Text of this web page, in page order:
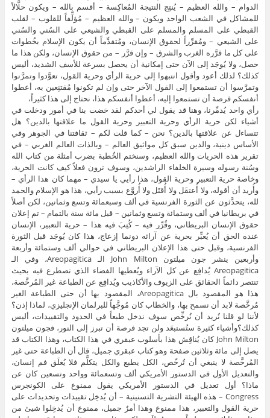
الدوام – والله العظيم – يُنتِج النتيجة المُعاكِسة – أقسم بالله – ويكون حلَّالاً
للمشاكل في الشعب الواحد ويكون – والله العظيم – مُؤلِّفاً للقلوب – لقلب
القبطي على المسلم والمسلم على القبطي والشيعي على السُني والسُني
على الشيعي – ومُقرِّراً لحقوق الإنسان، ومُتقدِّماً أن يكون الإسلام بخُطوات
على كل ما قرَّره الغرب والشرق – وإن قرَّر – من حقوق الإنسان، ولكن هذا ما
حصل، ولا يُوجَد إلى الآن حتى إمكانية أن يحصل بسرعة للأسف الشديد، أليس
كذلك؟ لذلك أعود وأقول انتبهوا إلى حرية الرأي وحرية القول، تعوَّدوا وتمرَّنوا
وتمرَّسوا أن تستمعوا إلى القول الآخر حتى وإن لم تكونوا مُقتنِعين به، أعطوا
أنفسكم فرصة أن تستمعوا إليه، أعطوا أنفسكم هذا، نحتاج إلى هذا كثيراً،
رأي واحد يُدمِّرنا، وهنا قد يقول لي أحدكم لقد خضت بنا في أمور ودخلت في
أشياء لكن حرية الرأي وحرية التعبير وحرية القول ما علاقتها بالدين؟ هل
تتساءل عن علاقتها بالدين؟ نحن – كما قلت لكم – ثقافتنا في الجوهر وفي
الأساس دينية، والدين سبق كل مواثيق العالم – وبالذات العالم الغربي – في
تقرير هذه الحريات والله العظيم، وسنختم الخُطبة بضرب أمثلة من كتاب الله
وسُنة رسوله وسيرة الخلفاء الراشدين، وسوف ترون فعلاً كيف كانت الحرية،
وخاصة حرية التعبير وحرية القول، هذا رأيي يا سيدي – مهما كان هذا الرأي –
وأُريد أن أقوله، ولا أُعتقَل ولا أُقتَل ولا أُروَّع بسبب رأيي، هذا هو الإسلام والحمد
لله، يتحدَّثون عن الثورة الفرنسية في ألف وسبعمائة وتسع وثمانين، لكن أصلاً
في بريطانيا في ألف وستمائة وتسع وثمانين – قبل مائة سنة بالتمام – تم إعلان
حقوق الإنسان البريطاني، وقُرِّر فيه – كُتِبَ فيه هذا – حرية التعبير، الإنسان
عنده الحق أن يُعبِّر بحرية عن آرائه دونما إزعاج، هذا كان يُوجَد قبل الثورة
الفرنسية، وقبل حتى هذا الإعلان البريطاني في حوالي ألف وستمائة وأربعة
وأربعين ينشر جون ميلتون John Milton الـ Areopagitica، وفي الـ
Areopagitica يُدافِع عن كل الآراء ويُعطيها الفضاء الذي تصطرع فيه بحيث
تنتصر دائماً الحقائق على الزيوف والأكاذيب ويُدافِع عن الطباعة غير المُرخَّصة،
هذا هو المقصود بال Areopagitica، المقصود بها أن حتى الطباعة الغير
مُرخَّصة لابد أن نسمح بها، والخطاب كان مُوجَّهاً للبرلمان الإنجليزي، لماذا إذن؟
لأننا لو قلنا نُريد أن نُرخِّص سوف ندخل طبعاً في الحدود والتقييدات، أليس
كذلك؟وأشياء كثيرة ستُستبعَد ولن تجد فرصة أن تبرز إلى النور، فجون ميلتون
John Milton كان يُناقِش هذا بأسلوب عبقري في هذا الكتاب، وهذا الكتاب قد
يصل إلى مائة وثلاثين صفحة وهو كتاب عبقري جميل، قال أن الطباعة حتى غير
المُرخَّصة لا ينبغي أن تُرخّص، الكل يطبع والكل يتكلَّم فلا يُغلَق فم إنسان،
والتعديل الأول في الدستور الأمريكي ألف وتسعمائة وواحد وتسعين كان عن
ماذا؟ أول تعديل في الدستور الأمريكي يقول ممنوع على الكونجرس
Congress – هذه الهيئة التشرية التسنينية – أن يُدخِل تقييدات وتحديدات على
حرية القول والتعبير، هذا ممنوع وهذا أمرٌ جميل، ممنوع أن يُدخِلوا شيئ من